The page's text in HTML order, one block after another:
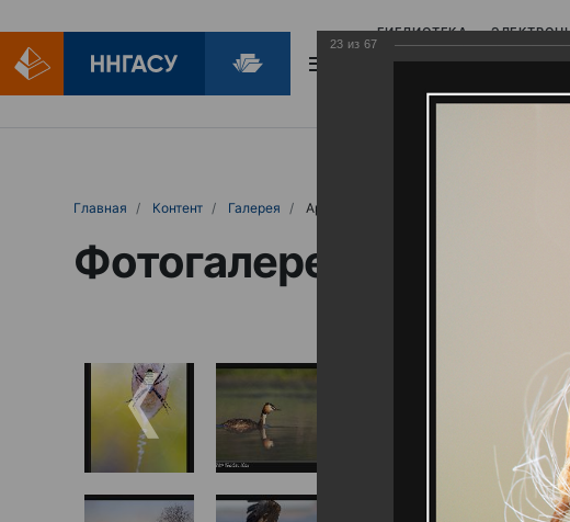
БИБЛИОТЕКА
БИБЛИОПОМОЩЬ
Главная Контент Галерея Артемовские луга – жемчужина Нижегородского Поволжья
Фотогалерея
23 из 67